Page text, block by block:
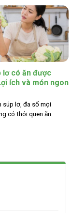
lơ có ăn được
ích và món ngon
súp lơ, đa số mọi
có thói quen ăn